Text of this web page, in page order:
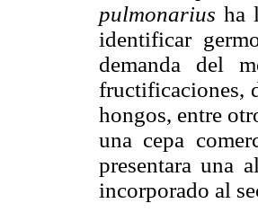
pulmonarius ha
identificar
demanda del
fructificaciones,
hongos, entre
una cepa
presentara una
incorporado al